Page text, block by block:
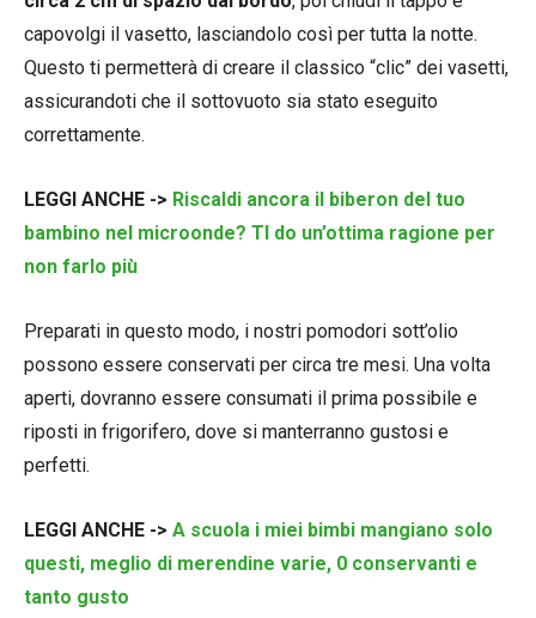
capovolgi il vasetto, lasciandolo così per tutta la notte.
Questo ti permetterà di creare il classico “clic” dei vasetti,
assicurandoti che il sottovuoto sia stato eseguito
correttamente.
LEGGI ANCHE -> Riscaldi ancora il biberon del tuo
bambino nel microonde? TI do un’ottima ragione per
non farlo più
Preparati in questo modo, i nostri pomodori sott’olio
possono essere conservati per circa tre mesi. Una volta
aperti, dovranno essere consumati il prima possibile e
riposti in frigorifero, dove si manterranno gustosi e
perfetti.
LEGGI ANCHE -> A scuola i miei bimbi mangiano solo
questi, meglio di merendine varie, 0 conservanti e
tanto gusto